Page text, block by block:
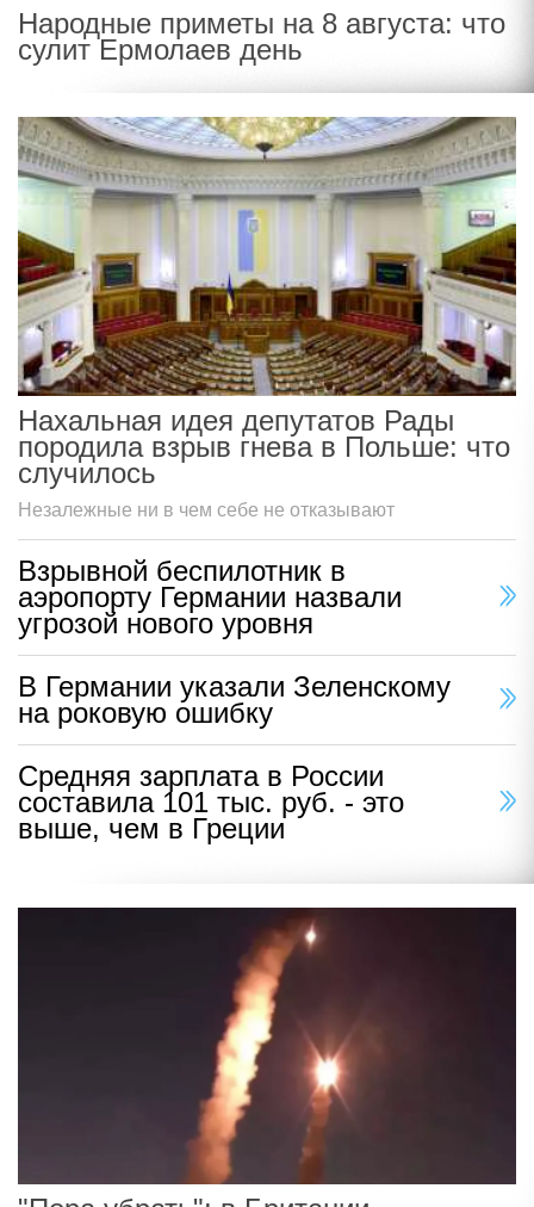
Народные приметы на 8 августа: что
сулит Ермолаев день
Нахальная идея депутатов Рады
породила взрыв гнева в Польше: что
случилось
Незалежные ни в чем себе не отказывают
Взрывной беспилотник в
аэропорту Германии назвали
угрозой нового уровня
В Германии указали Зеленскому
на роковую ошибку
Средняя зарплата в России
составила 101 тыс. руб. - это
выше, чем в Греции